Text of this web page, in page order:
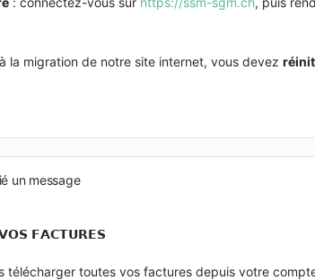
la migration de notre site internet, vous devez
un message
𝗙𝗔𝗖𝗧𝗨𝗥𝗘𝗦
télécharger toutes vos factures depuis votre compte